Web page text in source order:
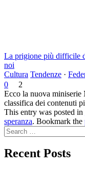
La prigione più difficile
noi
Cultura Tendenze ·
0
2
Ecco la nuova
classifica dei contenuti
This entry was posted in
speranza. Bookmark the
Search
Recent Posts